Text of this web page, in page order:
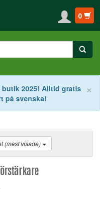
0
×
2025! Alltid gratis
på svenska!
(mest visade)